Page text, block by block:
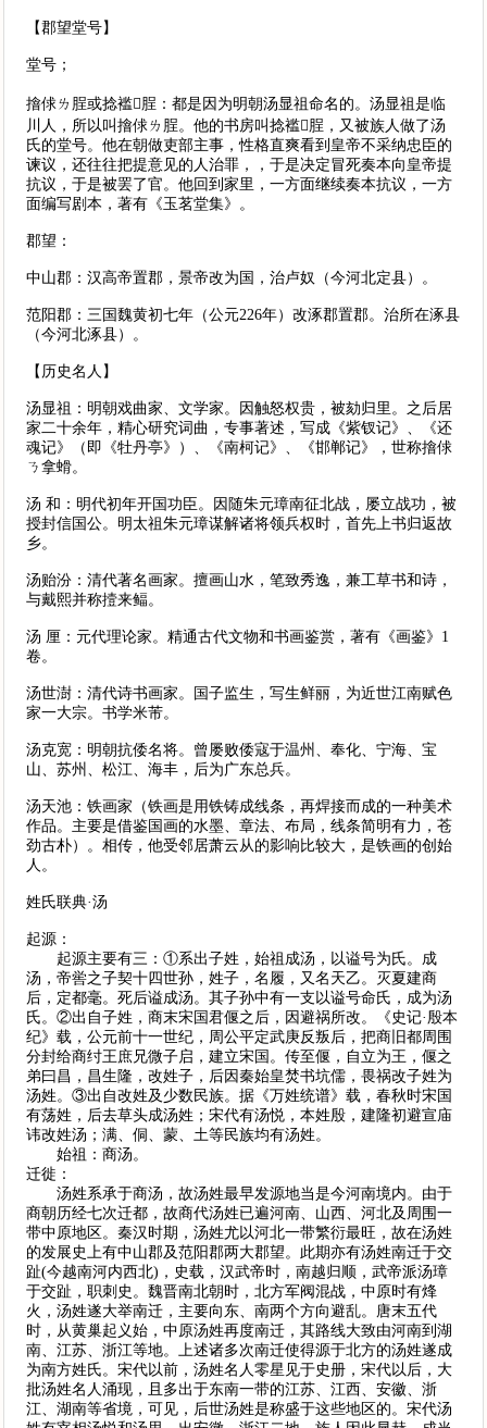
【郡望堂号】
堂号；
摿俅ㄌ脭或捻褴脭：都是因为明朝汤显祖命名的。汤显祖是临
川人，所以叫摿俅ㄌ脭。他的书房叫捻褴脭，又被族人做了汤
氏的堂号。他在朝做吏部主事，性格直爽看到皇帝不采纳忠臣的
谏议，还往往把提意见的人治罪，，于是决定冒死奏本向皇帝提
抗议，于是被罢了官。他回到家里，一方面继续奏本抗议，一方
面编写剧本，著有《玉茗堂集》。
郡望：
中山郡：汉高帝置郡，景帝改为国，治卢奴（今河北定县）。
范阳郡：三国魏黄初七年（公元226年）改涿郡置郡。治所在涿县
（今河北涿县）。
【历史名人】
汤显祖：明朝戏曲家、文学家。因触怒权贵，被劾归里。之后居
家二十余年，精心研究词曲，专事著述，写成《紫钗记》、《还
魂记》（即《牡丹亭》）、《南柯记》、《邯郸记》，世称摿俅
ㄋ拿螖。
汤 和：明代初年开国功臣。因随朱元璋南征北战，屡立战功，被
授封信国公。明太祖朱元璋谋解诸将领兵权时，首先上书归返故
乡。
汤贻汾：清代著名画家。擅画山水，笔致秀逸，兼工草书和诗，
与戴熙并称撎来鲾。
汤 厘：元代理论家。精通古代文物和书画鉴赏，著有《画鉴》1
卷。
汤世澍：清代诗书画家。国子监生，写生鲜丽，为近世江南赋色
家一大宗。书学米芾。
汤克宽：明朝抗倭名将。曾屡败倭寇于温州、奉化、宁海、宝
山、苏州、松江、海丰，后为广东总兵。
汤天池：铁画家（铁画是用铁铸成线条，再焊接而成的一种美术
作品。主要是借鉴国画的水墨、章法、布局，线条简明有力，苍
劲古朴）。相传，他受邻居萧云从的影响比较大，是铁画的创始
人。
姓氏联典·汤
起源：
起源主要有三：①系出子姓，始祖成汤，以谥号为氏。成
汤，帝喾之子契十四世孙，姓子，名履，又名天乙。灭夏建商
后，定都毫。死后谥成汤。其子孙中有一支以谥号命氏，成为汤
氏。②出自子姓，商末宋国君偃之后，因避祸所改。《史记·殷本
纪》载，公元前十一世纪，周公平定武庚反叛后，把商旧都周围
分封给商纣王庶兄微子启，建立宋国。传至偃，自立为王，偃之
弟曰昌，昌生隆，改姓子，后因秦始皇焚书坑儒，畏祸改子姓为
汤姓。③出自改姓及少数民族。据《万姓统谱》载，春秋时宋国
有荡姓，后去草头成汤姓；宋代有汤悦，本姓殷，建隆初避宣庙
讳改姓汤；满、侗、蒙、土等民族均有汤姓。
始祖：商汤。
迁徙：
汤姓系承于商汤，故汤姓最早发源地当是今河南境内。由于
商朝历经七次迁都，故商代汤姓已遍河南、山西、河北及周围一
带中原地区。秦汉时期，汤姓尤以河北一带繁衍最旺，故在汤姓
的发展史上有中山郡及范阳郡两大郡望。此期亦有汤姓南迁于交
趾(今越南河内西北)，史载，汉武帝时，南越归顺，武帝派汤璋
于交趾，职刺史。魏晋南北朝时，北方军阀混战，中原时有烽
火，汤姓遂大举南迁，主要向东、南两个方向避乱。唐末五代
时，从黄巢起义始，中原汤姓再度南迁，其路线大致由河南到湖
南、江苏、浙江等地。上述诸多次南迁使得源于北方的汤姓遂成
为南方姓氏。宋代以前，汤姓名人零星见于史册，宋代以后，大
批汤姓名人涌现，且多出于东南一带的江苏、江西、安徽、浙
江、湖南等省境，可见，后世汤姓是称盛于这些地区的。宋代汤